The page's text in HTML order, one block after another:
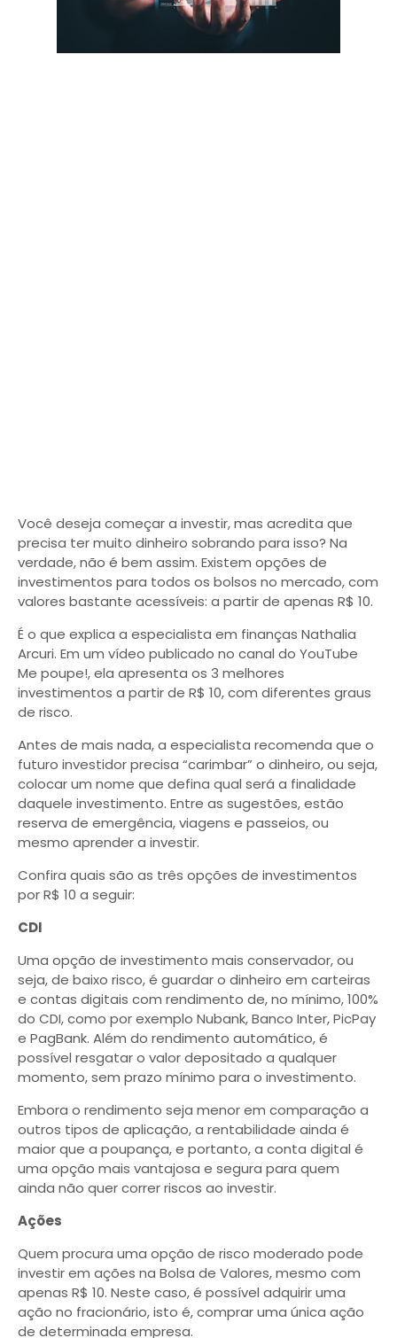
Você deseja começar a investir, mas acredita que
precisa ter muito dinheiro sobrando para isso? Na
verdade, não é bem assim. Existem opções de
investimentos para todos os bolsos no mercado, com
valores bastante acessíveis: a partir de apenas R$ 10.
É o que explica a especialista em finanças Nathalia
Arcuri. Em um vídeo publicado no canal do YouTube
Me poupe!, ela apresenta os 3 melhores
investimentos a partir de R$ 10, com diferentes graus
de risco.
Antes de mais nada, a especialista recomenda que o
futuro investidor precisa “carimbar” o dinheiro, ou seja,
colocar um nome que defina qual será a finalidade
daquele investimento. Entre as sugestões, estão
reserva de emergência, viagens e passeios, ou
mesmo aprender a investir.
Confira quais são as três opções de investimentos
por R$ 10 a seguir:
CDI
Uma opção de investimento mais conservador, ou
seja, de baixo risco, é guardar o dinheiro em carteiras
e contas digitais com rendimento de, no mínimo, 100%
do CDI, como por exemplo Nubank, Banco Inter, PicPay
e PagBank. Além do rendimento automático, é
possível resgatar o valor depositado a qualquer
momento, sem prazo mínimo para o investimento.
Embora o rendimento seja menor em comparação a
outros tipos de aplicação, a rentabilidade ainda é
maior que a poupança, e portanto, a conta digital é
uma opção mais vantajosa e segura para quem
ainda não quer correr riscos ao investir.
Ações
Quem procura uma opção de risco moderado pode
investir em ações na Bolsa de Valores, mesmo com
apenas R$ 10. Neste caso, é possível adquirir uma
ação no fracionário, isto é, comprar uma única ação
de determinada empresa.